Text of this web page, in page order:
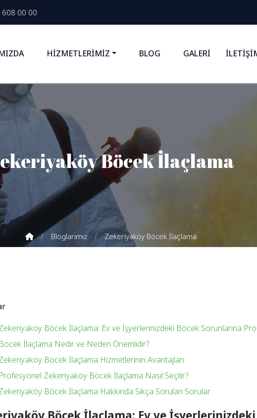
00 00
HİZMETLERİMİZ BLOG GALERİ
Böcek İlaçlama
Bloglarımız Zekeriyaköy Böcek İlaçlama
Böcek İlaçlama: Ev ve İşyerlerinizdeki Böcek Sorunlarına
İlaçlama Nedir ve Neden Önemlidir?
Böcek İlaçlama Hizmetlerinin Avantajları
Zekeriyaköy Böcek İlaçlama Nasıl Seçilir?
Böcek İlaçlama Hakkında Sıkça Sorulan Sorular